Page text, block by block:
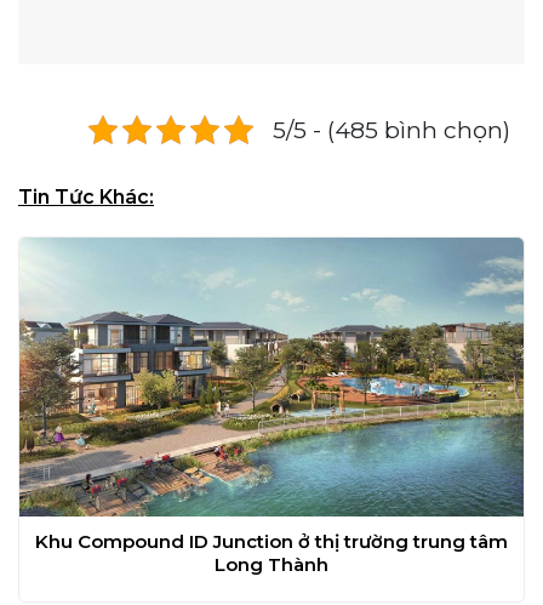
5/5 - (485 bình chọn)
Tin Tức Khác:
Khu Compound ID Junction ở thị trường trung tâm
Long Thành